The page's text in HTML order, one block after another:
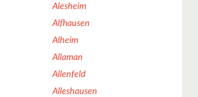
Alesheim
Alfhausen
Alheim
Allaman
Allenfeld
Alleshausen